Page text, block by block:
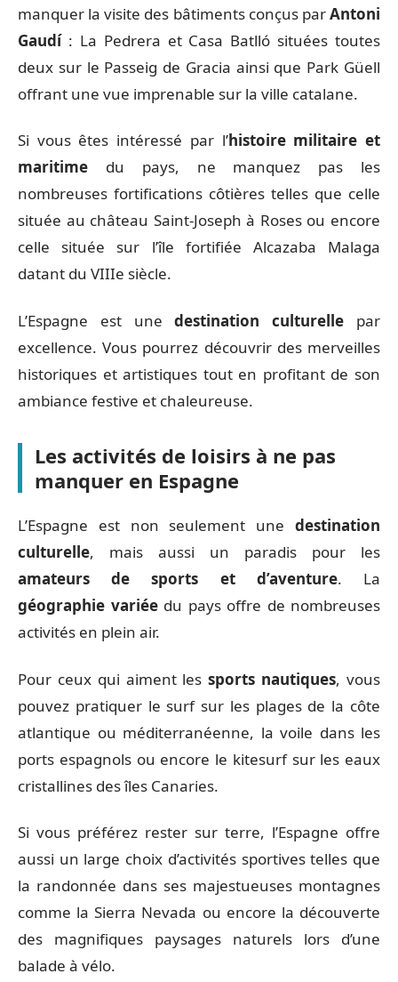
manquer la visite des bâtiments conçus parAntoni
Gaudí: La Pedrera et Casa Batlló situées toutes
deux sur le Passeig de Gracia ainsi que Park Güell
offrant une vue imprenable sur la ville catalane.
Si vous êtes intéressé par l’histoire militaire et
maritime du pays, ne manquez pas les
nombreuses fortifications côtières telles que celle
située au château Saint-Joseph à Roses ou encore
celle située sur l’île fortifiée Alcazaba Malaga
datant du VIIIe siècle.
L’Espagne est unedestination culturelle par
excellence. Vous pourrez découvrir des merveilles
historiques et artistiques tout en profitant de son
ambiance festive et chaleureuse.
Les activités de loisirs à ne pas
manquer en Espagne
L’Espagne est non seulement une destination
culturelle, mais aussi un paradis pour les
amateurs de sports et d’aventure. La
géographie variéedu pays offre de nombreuses
activités en plein air.
Pour ceux qui aiment lessports nautiques, vous
pouvez pratiquer le surf sur les plages de la côte
atlantique ou méditerranéenne, la voile dans les
ports espagnols ou encore le kitesurf sur les eaux
cristallines des îles Canaries.
Si vous préférez rester sur terre, l’Espagne offre
aussi un large choix d’activités sportives telles que
la randonnée dans ses majestueuses montagnes
comme la Sierra Nevada ou encore la découverte
des magnifiques paysages naturels lors d’une
balade à vélo.